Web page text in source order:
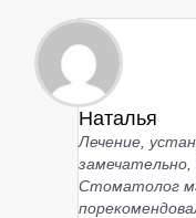
Наталья
Лечение,
замечательно,
Стоматолог